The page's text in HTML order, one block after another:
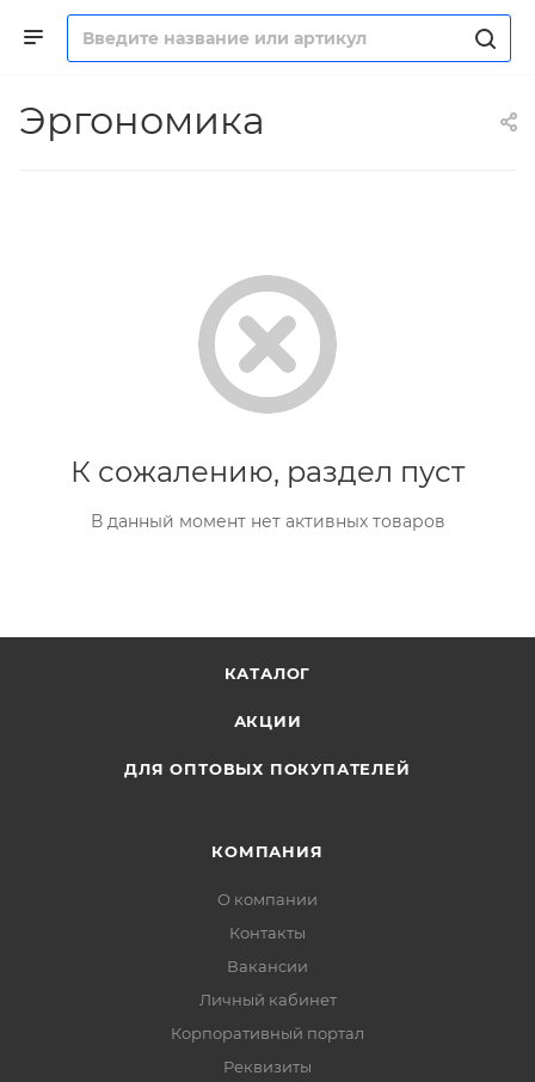
Эргономика
К сожалению, раздел пуст
В данный момент нет активных товаров
КАТАЛОГ
АКЦИИ
ДЛЯ ОПТОВЫХ ПОКУПАТЕЛЕЙ
КОМПАНИЯ
О компании
Контакты
Вакансии
Личный кабинет
Корпоративный портал
Реквизиты